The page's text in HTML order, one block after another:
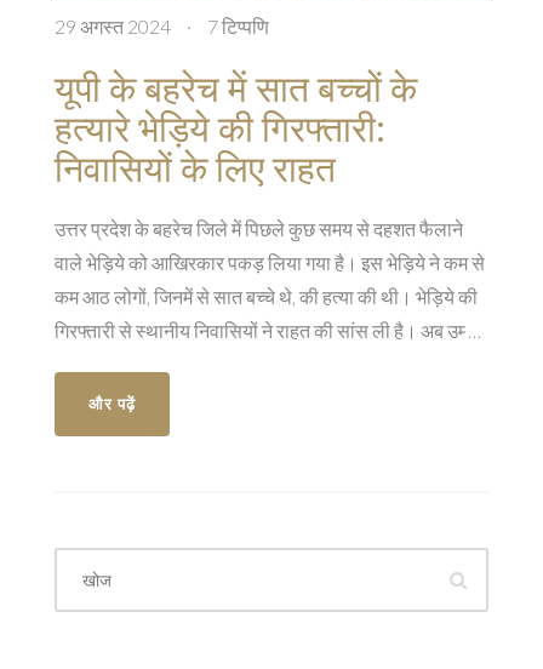
29 अगस्त 2024 · 7 टिप्पणि
यूपी के बहरेच में सात बच्चों के
हत्यारे भेड़िये की गिरफ्तारी:
निवासियों के लिए राहत
उत्तर प्रदेश के बहरेच जिले में पिछले कुछ समय से दहशत फैलाने
वाले भेड़िये को आखिरकार पकड़ लिया गया है। इस भेड़िये ने कम से
कम आठ लोगों, जिनमें से सात बच्चे थे, की हत्या की थी। भेड़िये की
गिरफ्तारी से स्थानीय निवासियों ने राहत की सांस ली है। अब उम्मीद
और पढ़ें